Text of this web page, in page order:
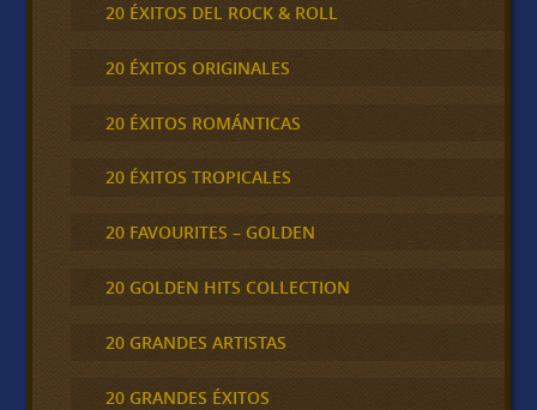
20 ÉXITOS DEL ROCK & ROLL
20 ÉXITOS ORIGINALES
20 ÉXITOS ROMÁNTICAS
20 ÉXITOS TROPICALES
20 FAVOURITES – GOLDEN
20 GOLDEN HITS COLLECTION
20 GRANDES ARTISTAS
20 GRANDES ÉXITOS